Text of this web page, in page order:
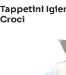
Tappetini
Croci